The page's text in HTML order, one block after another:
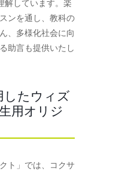
解しています。楽
ンを通し、教科の
、多様化社会に向
助言も提供いたし
したウィズ
用オリジ
ト」では、コクサ